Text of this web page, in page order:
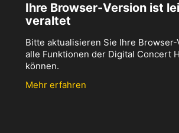
Ihre Browser-Version ist
veraltet
Bitte aktualisieren Sie Ihre Browser-
alle Funktionen der Digital Concert
können.
Mehr erfahren